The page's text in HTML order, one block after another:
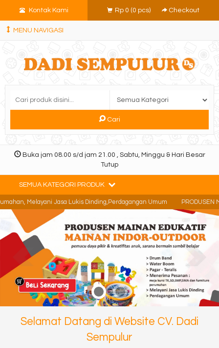
Kontak Kami Rp 0 (0 pcs) Checkout
MENU NAVIGASI
Cari
Buka jam 08.00 s/d jam 21.00 , Sabtu, Minggu & Hari Besar
Tutup
SEMUA KATEGORI PRODUK
Melayani Jasa Lukis Dinding,Perdagangan Umum PRODUSEN
Selamat Datang di Website CV. Dadi
Sempulur